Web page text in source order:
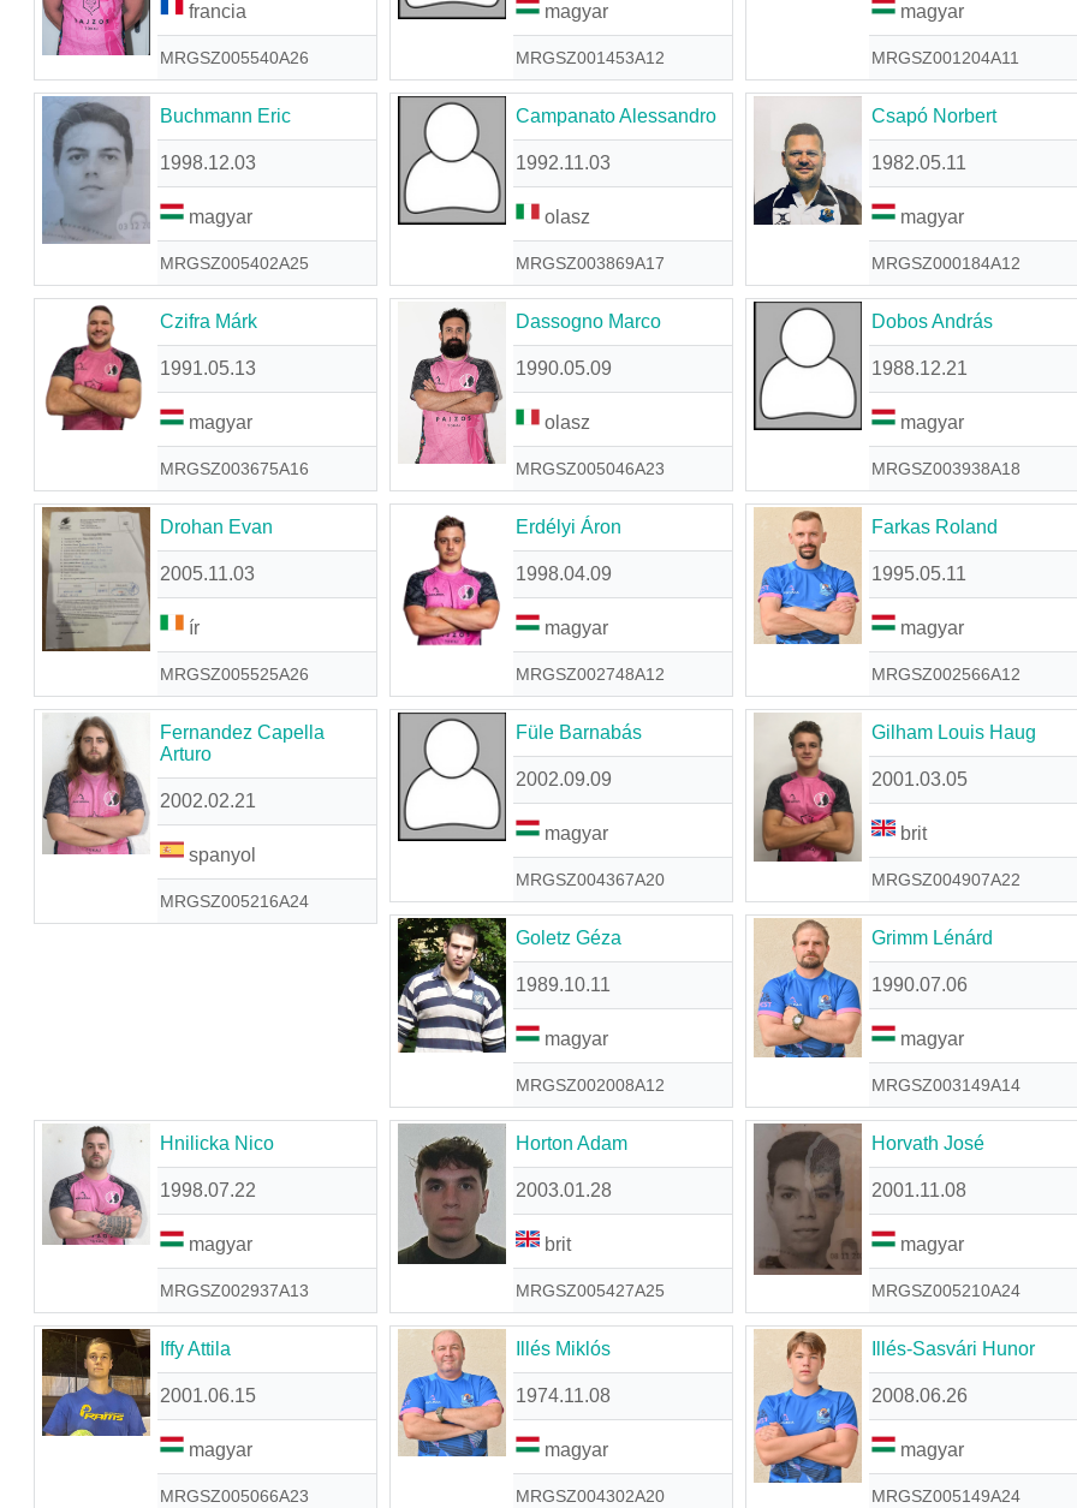
francia
MRGSZ005540A26
magyar
MRGSZ001453A12
magyar
MRGSZ001204A11
Buchmann Eric
1998.12.03
magyar
MRGSZ005402A25
Campanato Alessandro
1992.11.03
olasz
MRGSZ003869A17
Csapó Norbert
1982.05.11
magyar
MRGSZ000184A12
Czifra Márk
1991.05.13
magyar
MRGSZ003675A16
Dassogno Marco
1990.05.09
olasz
MRGSZ005046A23
Dobos András
1988.12.21
magyar
MRGSZ003938A18
Drohan Evan
2005.11.03
ír
MRGSZ005525A26
Erdélyi Áron
1998.04.09
magyar
MRGSZ002748A12
Farkas Roland
1995.05.11
magyar
MRGSZ002566A12
Fernandez Capella
Arturo
2002.02.21
spanyol
MRGSZ005216A24
Füle Barnabás
2002.09.09
magyar
MRGSZ004367A20
Gilham Louis Haug
2001.03.05
brit
MRGSZ004907A22
Goletz Géza
1989.10.11
magyar
MRGSZ002008A12
Grimm Lénárd
1990.07.06
magyar
MRGSZ003149A14
Hnilicka Nico
1998.07.22
magyar
MRGSZ002937A13
Horton Adam
2003.01.28
brit
MRGSZ005427A25
Horvath José
2001.11.08
magyar
MRGSZ005210A24
Iffy Attila
2001.06.15
magyar
MRGSZ005066A23
Illés Miklós
1974.11.08
magyar
MRGSZ004302A20
Illés-Sasvári Hunor
2008.06.26
magyar
MRGSZ005149A24